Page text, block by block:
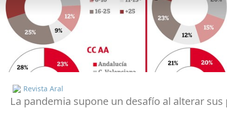
Revista Aral
La pandemia supone un desafío al alterar sus